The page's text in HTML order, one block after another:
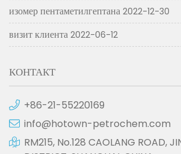
изомер пентаметилгептана 2022-12-30
визит клиента 2022-06-12
КОНТАКТ
+86-21-55220169
info@hotown-petrochem.com
RM215, No.128 CAOLANG ROAD,